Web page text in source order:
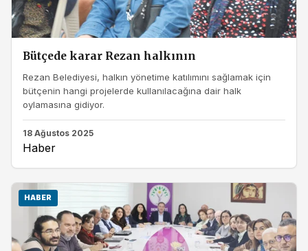
Bütçede karar Rezan halkının
Rezan Belediyesi, halkın yönetime katılımını sağlamak için
bütçenin hangi projelerde kullanılacağına dair halk
oylamasına gidiyor.
18 Ağustos 2025
Haber
HABER